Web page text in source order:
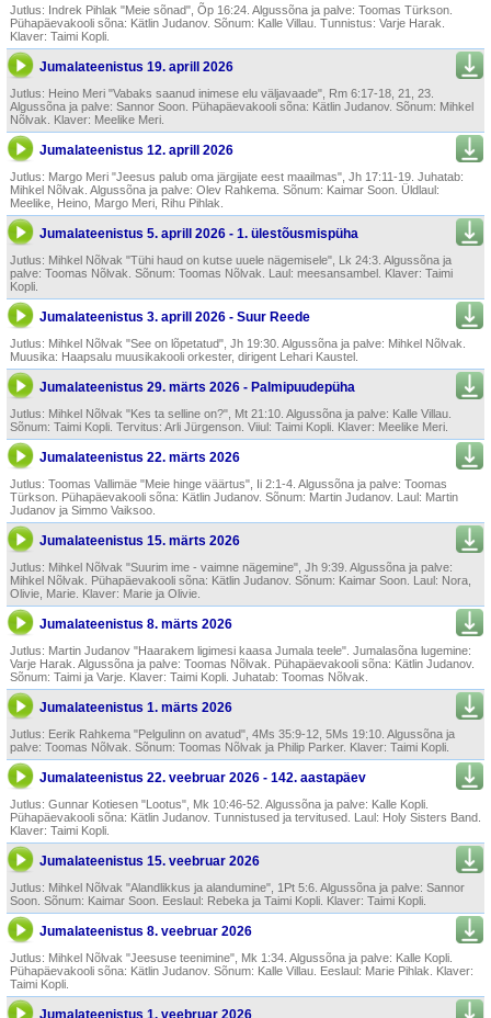
Jutlus: Indrek Pihlak "Meie sõnad", Õp 16:24. Algussõna ja palve: Toomas Türkson.
Pühapäevakooli sõna: Kätlin Judanov. Sõnum: Kalle Villau. Tunnistus: Varje Harak.
Klaver: Taimi Kopli.
Jumalateenistus 19. aprill 2026
Jutlus: Heino Meri "Vabaks saanud inimese elu väljavaade", Rm 6:17-18, 21, 23.
Algussõna ja palve: Sannor Soon. Pühapäevakooli sõna: Kätlin Judanov. Sõnum: Mihkel
Nõlvak. Klaver: Meelike Meri.
Jumalateenistus 12. aprill 2026
Jutlus: Margo Meri "Jee­sus palub oma järgijate eest maailmas", Jh 17:11-19. Juhatab:
Mihkel Nõlvak. Algussõna ja palve: Olev Rahkema. Sõnum: Kaimar Soon. Üldlaul:
Meelike, Heino, Margo Meri, Rihu Pihlak.
Jumalateenistus 5. aprill 2026 - 1. ülestõusmispüha
Jutlus: Mihkel Nõlvak "Tühi haud on kutse uuele nägemisele", Lk 24:3. Algussõna ja
palve: Toomas Nõlvak. Sõnum: Toomas Nõlvak. Laul: meesansambel. Klaver: Taimi
Kopli.
Jumalateenistus 3. aprill 2026 - Suur Reede
Jutlus: Mihkel Nõlvak "See on lõpetatud", Jh 19:30. Algussõna ja palve: Mihkel Nõlvak.
Muusika: Haapsalu muusikakooli orkester, dirigent Lehari Kaustel.
Jumalateenistus 29. märts 2026 - Palmipuudepüha
Jutlus: Mihkel Nõlvak "Kes ta selline on?", Mt 21:10. Algussõna ja palve: Kalle Villau.
Sõnum: Taimi Kopli. Tervitus: Arli Jürgenson. Viiul: Taimi Kopli. Klaver: Meelike Meri.
Jumalateenistus 22. märts 2026
Jutlus: Toomas Vallimäe "Meie hinge väärtus", Ii 2:1-4. Algussõna ja palve: Toomas
Türkson. Pühapäevakooli sõna: Kätlin Judanov. Sõnum: Martin Judanov. Laul: Martin
Judanov ja Simmo Vaiksoo.
Jumalateenistus 15. märts 2026
Jutlus: Mihkel Nõlvak "Suurim ime - vaimne nägemine", Jh 9:39. Algussõna ja palve:
Mihkel Nõlvak. Pühapäevakooli sõna: Kätlin Judanov. Sõnum: Kaimar Soon. Laul: Nora,
Olivie, Marie. Klaver: Marie ja Olivie.
Jumalateenistus 8. märts 2026
Jutlus: Martin Judanov "Haara­kem ligimesi kaasa Jumala teele". Jumalasõna lugemine:
Varje Harak. Algussõna ja palve: Toomas Nõlvak. Pühapäevakooli sõna: Kätlin Judanov.
Sõnum: Taimi ja Varje. Klaver: Taimi Kopli. Juhatab: Toomas Nõlvak.
Jumalateenistus 1. märts 2026
Jutlus: Eerik Rahkema "Pelgu­linn on avatud", 4Ms 35:9-12, 5Ms 19:10. Algussõna ja
palve: Toomas Nõlvak. Sõnum: Toomas Nõlvak ja Philip Parker. Klaver: Taimi Kopli.
Jumalateenistus 22. veebruar 2026 - 142. aastapäev
Jutlus: Gunnar Kotiesen "Lootus", Mk 10:46-52. Algussõna ja palve: Kalle Kopli.
Pühapäevakooli sõna: Kätlin Judanov. Tunnistused ja tervitused. Laul: Holy Sisters Band.
Klaver: Taimi Kopli.
Jumalateenistus 15. veebruar 2026
Jutlus: Mihkel Nõlvak "Aland­likkus ja alandumine", 1Pt 5:6. Algussõna ja palve: Sannor
Soon. Sõnum: Kaimar Soon. Eeslaul: Rebeka ja Taimi Kopli. Klaver: Taimi Kopli.
Jumalateenistus 8. veebruar 2026
Jutlus: Mihkel Nõlvak "Jeesuse teenimine", Mk 1:34. Algussõna ja palve: Kalle Kopli.
Pühapäevakooli sõna: Kätlin Judanov. Sõnum: Kalle Villau. Eeslaul: Marie Pihlak. Klaver:
Taimi Kopli.